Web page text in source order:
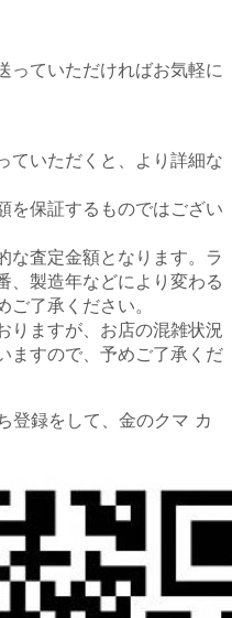
っていただければお気軽に
ていただくと、より詳細な
を保証するものではござい
な査定金額となります。ラ
、製造年などにより変わる
了承ください。
りますが、お店の混雑状況
ますので、予めご了承くだ
登録をして、金のクマ カ